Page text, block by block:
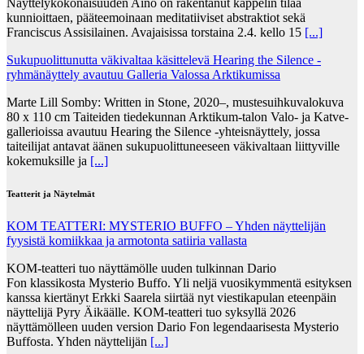
kunnioittaen, pääteemoinaan meditatiiviset abstraktiot sekä
Franciscus Assisilainen. Avajaisissa torstaina 2.4. kello 15 [...]
Sukupuolittunutta väkivaltaa käsittelevä Hearing the Silence -
ryhmänäyttely avautuu Galleria Valossa Arktikumissa
Marte Lill Somby: Written in Stone, 2020–, mustesuihkuvalokuva
80 x 110 cm Taiteiden tiedekunnan Arktikum-talon Valo- ja Katve-
gallerioissa avautuu Hearing the Silence -yhteisnäyttely, jossa
taiteilijat antavat äänen sukupuolittuneeseen väkivaltaan liittyville
kokemuksille ja [...]
Teatterit ja Näytelmät
KOM TEATTERI: MYSTERIO BUFFO – Yhden näyttelijän
fyysistä komiikkaa ja armotonta satiiria vallasta
KOM-teatteri tuo näyttämölle uuden tulkinnan Dario
Fon klassikosta Mysterio Buffo. Yli neljä vuosikymmentä esityksen
kanssa kiertänyt Erkki Saarela siirtää nyt viestikapulan eteenpäin
näyttelijä Pyry Äikäälle. KOM-teatteri tuo syksyllä 2026
näyttämölleen uuden version Dario Fon legendaarisesta Mysterio
Buffosta. Yhden näyttelijän [...]